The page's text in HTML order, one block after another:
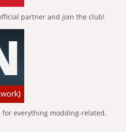
partner and join the club!
everything modding-related.